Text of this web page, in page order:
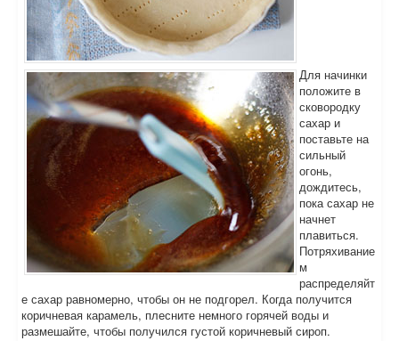
Для начинки
положите в
сковородку
сахар и
поставьте на
сильный
огонь,
дождитесь,
пока сахар не
начнет
плавиться.
Потряхивание
м
распределяйт
е сахар равномерно, чтобы он не подгорел. Когда получится
коричневая карамель, плесните немного горячей воды и
размешайте, чтобы получился густой коричневый сироп.